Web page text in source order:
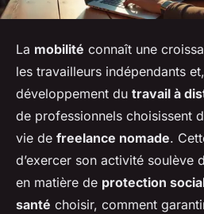
La mobilité connaît une
les travailleurs indépendants
développement du travail à
de professionnels choisissent
vie de freelance nomade.
d’exercer son activité soulève
en matière de protection
santé choisir, comment